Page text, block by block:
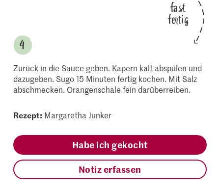
fast
fertig
Zurück in die Sauce geben. Kapern kalt abspülen und
dazugeben. Sugo 15 Minuten fertig kochen. Mit Salz
abschmecken. Orangenschale fein darüberreiben.
Rezept: Margaretha Junker
Habe ich gekocht
Notiz erfassen